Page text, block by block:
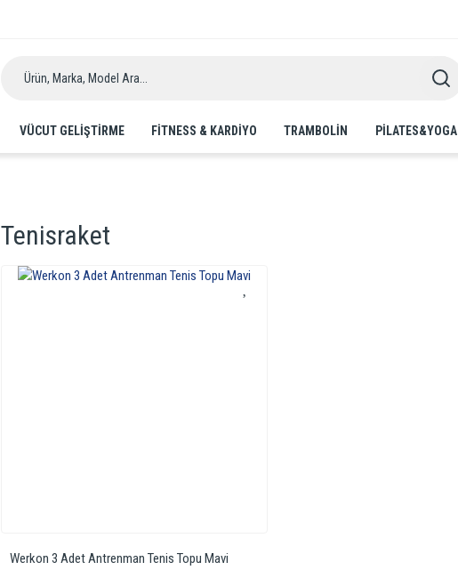
VÜCUT GELIŞTIRME FITNESS & KARDIYO TRAMBOLIN PILATES&YOGA
Tenisraket
Werkon 3 Adet Antrenman Tenis Topu Mavi